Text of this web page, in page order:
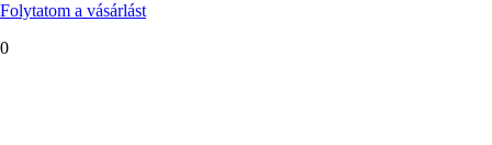
Folytatom a vásárlást
0